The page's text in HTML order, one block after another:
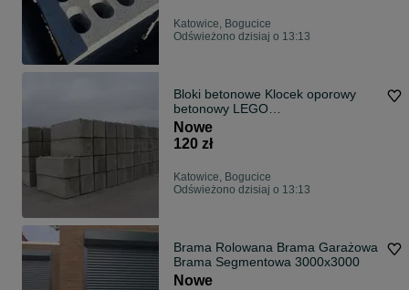
Katowice, Bogucice
Odświeżono dzisiaj o 13:13
Bloki betonowe Klocek oporowy
betonowy LEGO
60/120/180/240CM/ 60CM
Nowe
120 zł
Katowice, Bogucice
Odświeżono dzisiaj o 13:13
Brama Rolowana Brama Garażowa
Brama Segmentowa 3000x3000
Nowe